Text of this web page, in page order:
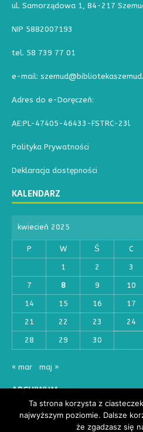
ul. Samorządowa 1, 84-217
NIP 5882007193
tel. 58 739 77 01
e-mail:
Adres do e-Doręczeń:
AE:PL-47405-46433-FSTRC-23l
Polityka Prywatności
Deklaracja dostępności
KALENDARZ
kwiecień 2025
P W Ś C
1 2 3
7 8 9 10
14 15 16 17
21 22 23 24
28 29 30
« mar maj »
ARCHIWUM
Ta strona korzysta z
najwyższym poziomie. Dalsze
że zgadzasz się